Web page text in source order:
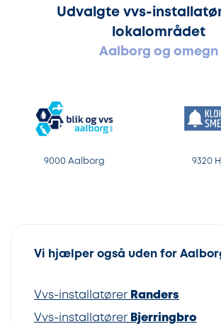
Udvalgte vvs-
lokalområdet
Aalborg og omegn
9000 Aalborg 9320
Vi hjælper også uden for
Vvs-installatører Randers
Vvs-installatører Bjerringbro